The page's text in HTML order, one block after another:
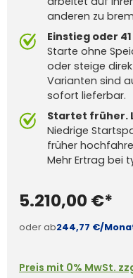
anderen zu
Einstieg oder
Starte ohne
oder steige
Varianten sind
sofort lieferbar.
Startet früher.
Niedrige
früher
Mehr Ertrag bei
5.210,00 €*
oder ab244,77 €/
Preis mit 0% MwSt.